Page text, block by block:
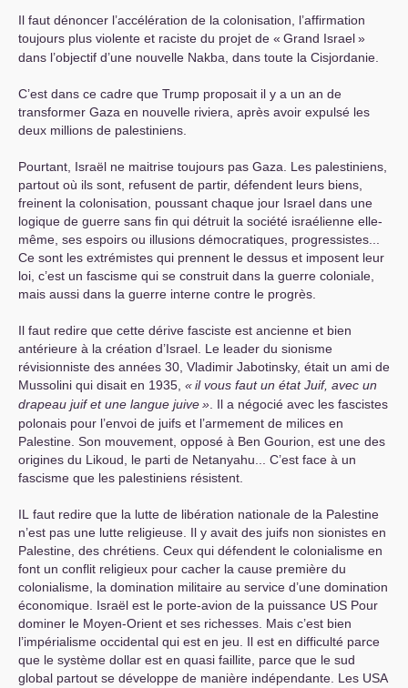
Il faut dénoncer l’accélération de la colonisation, l’affirmation
toujours plus violente et raciste du projet de « Grand Israel»
dans l’objectif d’une nouvelle Nakba, dans toute la Cisjordanie.
C’est dans ce cadre que Trump proposait il y a un an de
transformer Gaza en nouvelle riviera, après avoir expulsé les
deux millions de palestiniens.
Pourtant, Israël ne maitrise toujours pas Gaza. Les palestiniens,
partout où ils sont, refusent de partir, défendent leurs biens,
freinent la colonisation, poussant chaque jour Israel dans une
logique de guerre sans fin qui détruit la société israélienne elle-
même, ses espoirs ou illusions démocratiques, progressistes...
Ce sont les extrémistes qui prennent le dessus et imposent leur
loi, c’est un fascisme qui se construit dans la guerre coloniale,
mais aussi dans la guerre interne contre le progrès.
Il faut redire que cette dérive fasciste est ancienne et bien
antérieure à la création d’Israel. Le leader du sionisme
révisionniste des années 30, Vladimir Jabotinsky, était un ami de
Mussolini qui disait en 1935, «il vous faut un état Juif, avec un
drapeau juif et une langue juive» . Il a négocié avec les fascistes
polonais pour l’envoi de juifs et l’armement de milices en
Palestine. Son mouvement, opposé à Ben Gourion, est une des
origines du Likoud, le parti de Netanyahu... C’est face à un
fascisme que les palestiniens résistent.
IL faut redire que la lutte de libération nationale de la Palestine
n’est pas une lutte religieuse. Il y avait des juifs non sionistes en
Palestine, des chrétiens. Ceux qui défendent le colonialisme en
font un conflit religieux pour cacher la cause première du
colonialisme, la domination militaire au service d’une domination
économique. Israël est le porte-avion de la puissance US Pour
dominer le Moyen-Orient et ses richesses. Mais c’est bien
l’impérialisme occidental qui est en jeu. Il est en difficulté parce
que le système dollar est en quasi faillite, parce que le sud
global partout se développe de manière indépendante. Les USA